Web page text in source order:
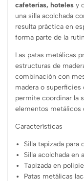
cafeterías, hoteles y
una silla acolchada
resulta práctica en
forma parte de la
Las patas metálicas
estructuras de
combinación con
madera o superficies
permite coordinar la
elementos metálicos
Características
Silla tapizada para
Silla acolchada en
Tapizada en
Patas metálicas